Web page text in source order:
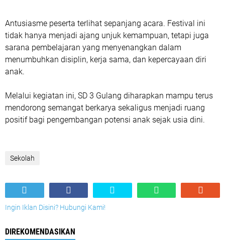
Antusiasme peserta terlihat sepanjang acara. Festival ini
tidak hanya menjadi ajang unjuk kemampuan, tetapi juga
sarana pembelajaran yang menyenangkan dalam
menumbuhkan disiplin, kerja sama, dan kepercayaan diri
anak.
Melalui kegiatan ini, SD 3 Gulang diharapkan mampu terus
mendorong semangat berkarya sekaligus menjadi ruang
positif bagi pengembangan potensi anak sejak usia dini.
Sekolah
Ingin Iklan Disini? Hubungi Kami!
DIREKOMENDASIKAN